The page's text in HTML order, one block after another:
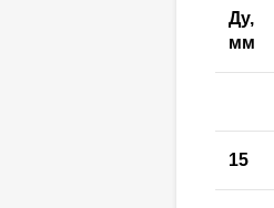
Ду,
мм
15